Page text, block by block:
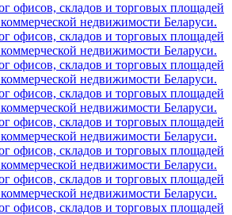
офисов, складов и торговых площадей
недвижимости Беларуси.
офисов, складов и торговых площадей
недвижимости Беларуси.
офисов, складов и торговых площадей
недвижимости Беларуси.
офисов, складов и торговых площадей
недвижимости Беларуси.
офисов, складов и торговых площадей
недвижимости Беларуси.
офисов, складов и торговых площадей
недвижимости Беларуси.
офисов, складов и торговых площадей
недвижимости Беларуси.
офисов, складов и торговых площадей